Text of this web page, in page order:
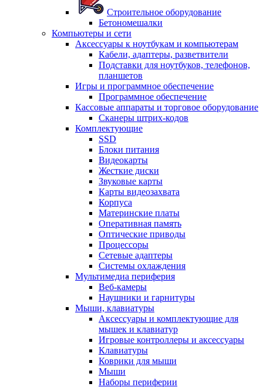
Строительное оборудование
Бетономешалки
Компьютеры и сети
Аксессуары к ноутбукам и компьютерам
Кабели, адаптеры, разветвители
Подставки для ноутбуков, телефонов,
планшетов
Игры и программное обеспечение
Программное обеспечение
Кассовые аппараты и торговое оборудование
Сканеры штрих-кодов
Комплектующие
SSD
Блоки питания
Видеокарты
Жесткие диски
Звуковые карты
Карты видеозахвата
Корпуса
Материнские платы
Оперативная память
Оптические приводы
Процессоры
Сетевые адаптеры
Системы охлаждения
Мультимедиа периферия
Веб-камеры
Наушники и гарнитуры
Мыши, клавиатуры
Аксессуары и комплектующие для
мышек и клавиатур
Игровые контроллеры и аксессуары
Клавиатуры
Коврики для мыши
Мыши
Наборы периферии